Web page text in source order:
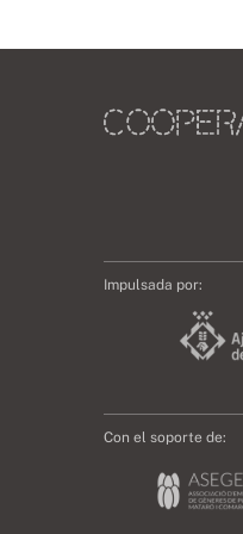
Impulsada por:
Con el soporte de: